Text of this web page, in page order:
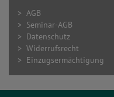
> AGB
> Seminar-AGB
> Datenschutz
> Widerrufsrecht
> Einzugsermächtigung